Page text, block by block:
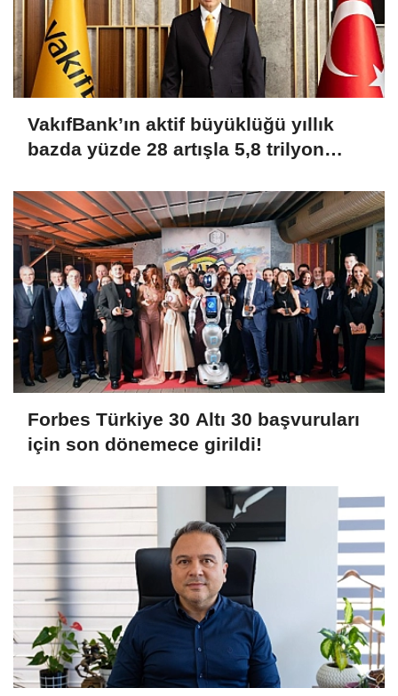
VakıfBank’ın aktif büyüklüğü yıllık
bazda yüzde 28 artışla 5,8 trilyon
Forbes Türkiye 30 Altı 30 başvuruları
için son dönemece girildi!